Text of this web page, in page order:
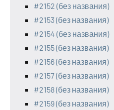
#2152 (без названия)
#2153 (без названия)
#2154 (без названия)
#2155 (без названия)
#2156 (без названия)
#2157 (без названия)
#2158 (без названия)
#2159 (без названия)